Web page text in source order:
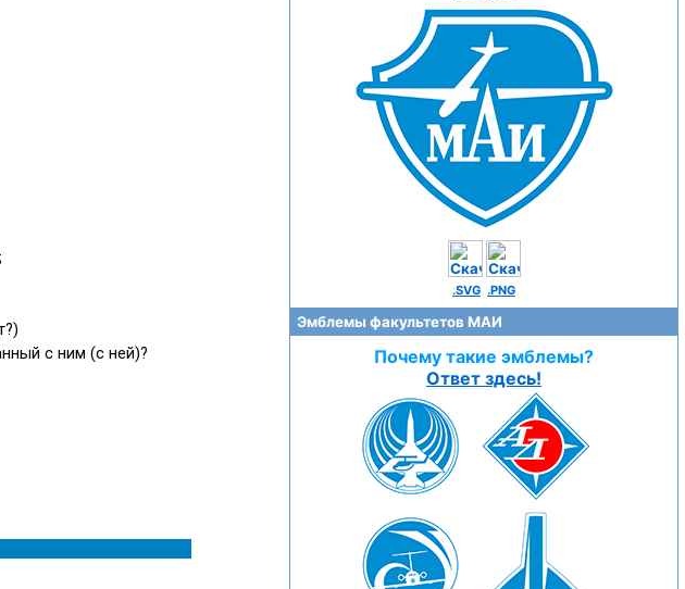
.SVG .PNG
Эмблемы факультетов МАИ
Почему такие эмблемы?
Ответ здесь!